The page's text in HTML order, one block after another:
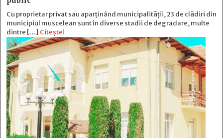
Cu proprietar privat sau aparținând municipalității, 23 de clădiri din
municipiul muscelean sunt în diverse stadii de degradare, multe
dintre […] Citește!